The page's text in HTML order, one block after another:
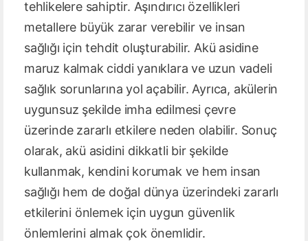
tehlikelere sahiptir. Aşındırıcı özellikleri
metallere büyük zarar verebilir ve insan
sağlığı için tehdit oluşturabilir. Akü asidine
maruz kalmak ciddi yanıklara ve uzun vadeli
sağlık sorunlarına yol açabilir. Ayrıca, akülerin
uygunsuz şekilde imha edilmesi çevre
üzerinde zararlı etkilere neden olabilir. Sonuç
olarak, akü asidini dikkatli bir şekilde
kullanmak, kendini korumak ve hem insan
sağlığı hem de doğal dünya üzerindeki zararlı
etkilerini önlemek için uygun güvenlik
önlemlerini almak çok önemlidir.